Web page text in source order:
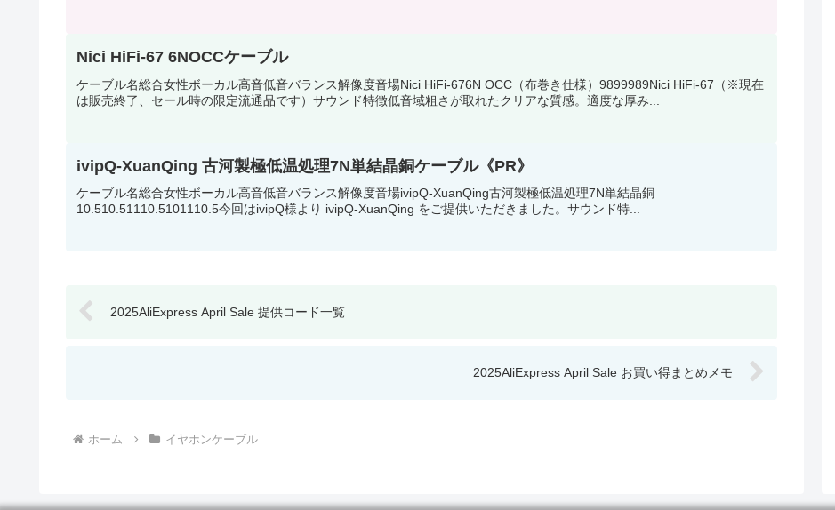
Nici HiFi-67 6NOCCケーブル
ケーブル名総合女性ボーカル高音低音バランス解像度音場Nici HiFi-676N OCC（布巻き仕様）9899989Nici HiFi-67（※現在
は販売終了、セール時の限定流通品です）サウンド特徴低音域粗さが取れたクリアな質感。適度な厚み...
ivipQ-XuanQing 古河製極低温処理7N単結晶銅ケーブル《PR》
ケーブル名総合女性ボーカル高音低音バランス解像度音場ivipQ-XuanQing古河製極低温処理7N単結晶銅
10.510.51110.5101110.5今回はivipQ様より ivipQ-XuanQing をご提供いただきました。サウンド特...
2025AliExpress April Sale 提供コード一覧
2025AliExpress April Sale お買い得まとめメモ
ホーム イヤホンケーブル